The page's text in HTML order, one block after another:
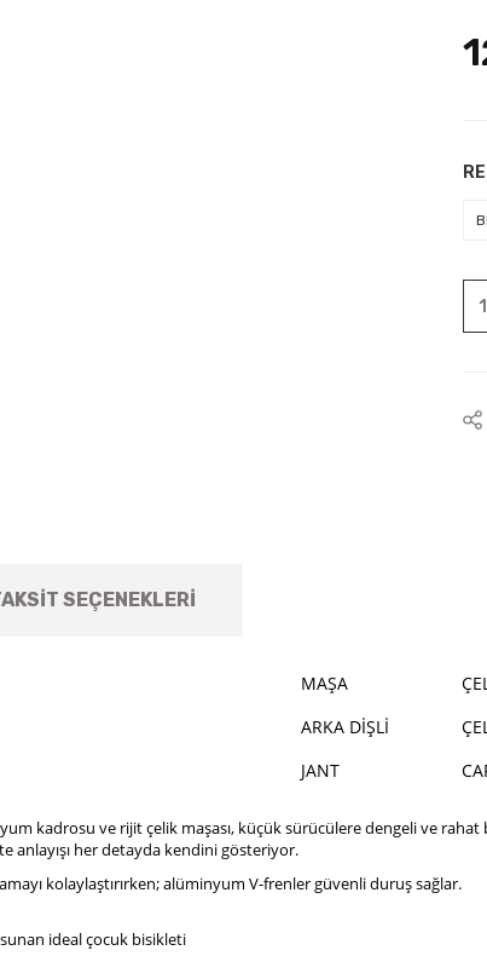
SEÇENEKLERI
MAŞA
ARKA DİŞLİ
JANT
kadrosu ve rijit çelik maşası, küçük sürücülere dengeli ve
anlayışı her detayda kendini gösteriyor.
kolaylaştırırken; alüminyum V-frenler güvenli duruş sağlar.
ideal çocuk bisikleti